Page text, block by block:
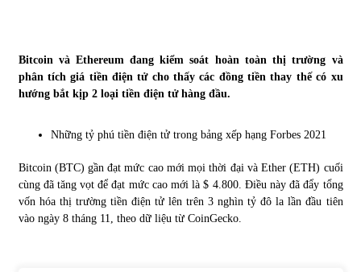
06/06/2022
31/05/2022
Bất ổn từ các cuộc đấu giá đất ở Thanh Hoá
31/05/2022
Bitcoin và Ethereum đang kiểm soát hoàn toàn thị trường và
phân tích giá tiền điện tử cho thấy các đồng tiền thay thế có xu
hướng bắt kịp 2 loại tiền điện tử hàng đầu.
Những tỷ phú tiền điện tử trong bảng xếp hạng Forbes 2021
Bitcoin (BTC) gần đạt mức cao mới mọi thời đại và Ether (ETH) cuối
cùng đã tăng vọt để đạt mức cao mới là $ 4.800. Điều này đã đẩy tổng
vốn hóa thị trường tiền điện tử lên trên 3 nghìn tỷ đô la lần đầu tiên
vào ngày 8 tháng 11, theo dữ liệu từ CoinGecko.